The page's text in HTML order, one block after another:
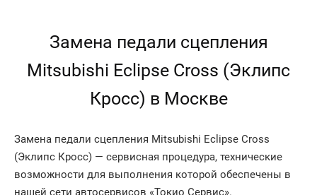
Замена педали сцепления
Mitsubishi Eclipse Cross (Эклипс
Кросс) в Москве
Замена педали сцепления Mitsubishi Eclipse Cross
(Эклипс Кросс) — сервисная процедура, технические
возможности для выполнения которой обеспечены в
нашей сети автосервисов «Токио Сервис».